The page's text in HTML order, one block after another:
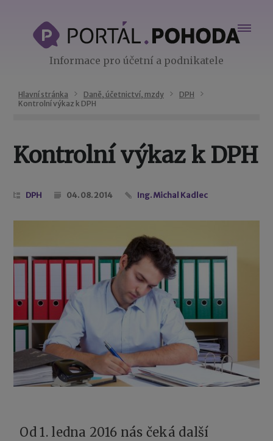
Informace pro účetní a podnikatele
Hlavní stránka Daně, účetnictví, mzdy
DPH
Kontrolní výkaz k DPH
Kontrolní výkaz k DPH
DPH 04. 08. 2014 Ing. Michal Kadlec
Od 1. ledna 2016 nás čeká další